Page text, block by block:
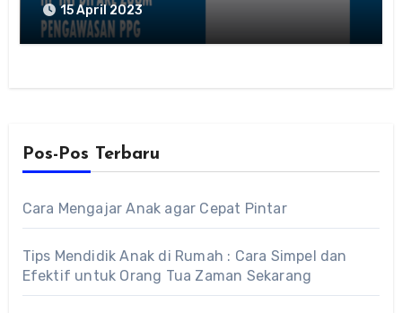
15 April 2023
Pos-Pos Terbaru
Cara Mengajar Anak agar Cepat Pintar
Tips Mendidik Anak di Rumah : Cara Simpel dan
Efektif untuk Orang Tua Zaman Sekarang